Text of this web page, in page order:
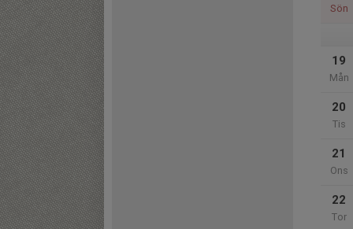
Sön
19
Mån
20
Tis
21
Ons
22
Tor